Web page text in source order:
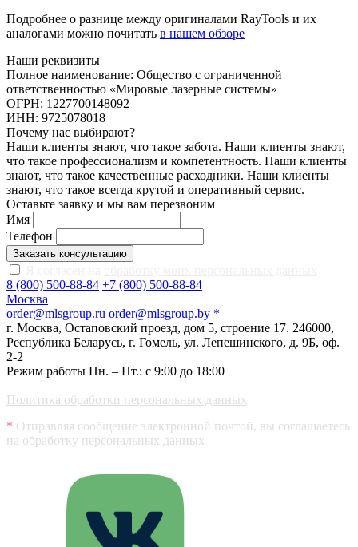
Подробнее о разнице между оригиналами RayTools и их
аналогами можно почитать в нашем обзоре
Наши реквизиты
Полное наименование: Общество с ограниченной
ответственностью «Мировые лазерные системы»
ОГРН: 1227700148092
ИНН: 9725078018
Почему нас выбирают?
Наши клиенты знают, что такое забота. Наши клиенты знают,
что такое профессионализм и компетентность. Наши клиенты
знают, что такое качественные расходники. Наши клиенты
знают, что такое всегда крутой и оперативный сервис.
Оставьте заявку и мы вам перезвоним
Имя
Телефон
Заказать консультацию
8 (800) 500-88-84 +7 (800) 500-88-84
Москва
order@mlsgroup.ru order@mlsgroup.by *
г. Москва, Остаповский проезд, дом 5, строение 17. 246000,
Республика Беларусь, г. Гомель, ул. Лепешинского, д. 9Б, оф.
2-2
Режим работы Пн. – Пт.: с 9:00 до 18:00
Политика обработки персональных данных
* Отправляя сообщение электронной почтой, вы соглашаетесь
на обработку персональных данных